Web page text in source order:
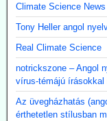
Climate Science News
Tony Heller angol
Real Climate Science
notrickszone – Angol
vírus-témájú írásokkal
Az üvegházhatás
érthetetlen stílusban